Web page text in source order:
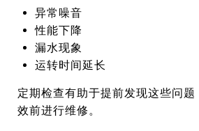
异常噪音
性能下降
漏水现象
运转时间延长
定期检查有助于提前发现这些问
效前进行维修。